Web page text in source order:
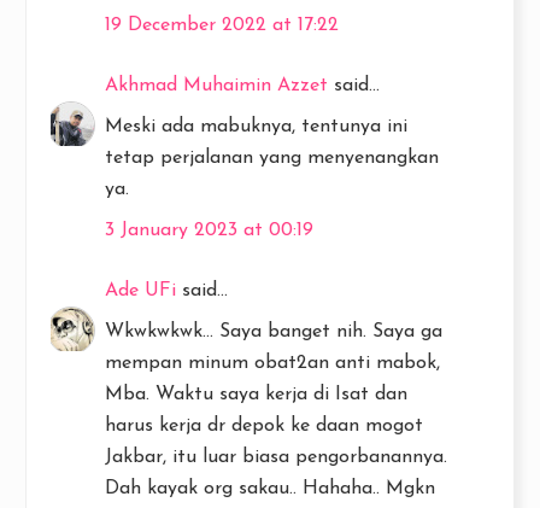
19 December 2022 at 17:22
Akhmad Muhaimin Azzet said...
Meski ada mabuknya, tentunya ini
tetap perjalanan yang menyenangkan
ya.
3 January 2023 at 00:19
Ade UFi said...
Wkwkwkwk... Saya banget nih. Saya ga
mempan minum obat2an anti mabok,
Mba. Waktu saya kerja di Isat dan
harus kerja dr depok ke daan mogot
Jakbar, itu luar biasa pengorbanannya.
Dah kayak org sakau.. Hahaha.. Mgkn